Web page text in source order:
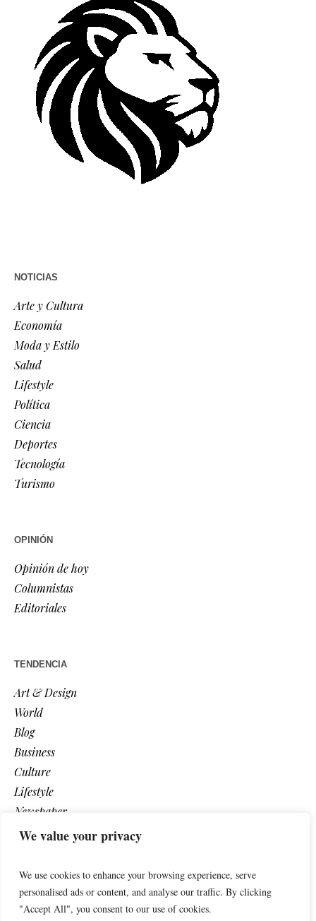
We value your privacy
We use cookies to enhance your browsing experience, serve
personalised ads or content, and analyse our traffic. By clicking
"Accept All", you consent to our use of cookies.
NOTICIAS
Arte y Cultura
Economía
Moda y Estilo
Salud
Lifestyle
Política
Ciencia
Deportes
Tecnología
Turismo
OPINIÓN
Opinión de hoy
Columnistas
Editoriales
TENDENCIA
Art & Design
World
Blog
Business
Culture
Lifestyle
Newspaper
Photos